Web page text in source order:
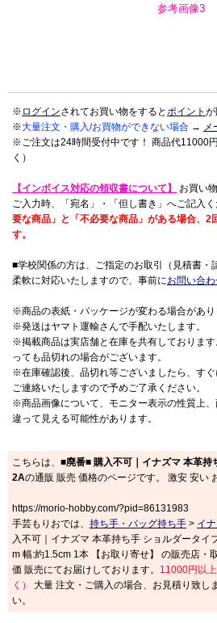
参考画像3
※ ログインされてお買い物をするとポイント が
※大量注文・購入/お買物ができない場合 → メ
※ご注文は24時間受付中です！ 商品代11000
く）
【インボイス対応の領収書について】
お買い
ご入力時、「宛名」・「但し書き」へご記入く
要な商品」と「不必要な商品」がある場合、2
す。
■学校関係の方は、ご指定のお取引（見積書・
柔軟に対応いたしますので、事前にお問い合
※商品の表紙・パッケージが変わる場合があり
※発送はヤマト運輸さんで手配いたします。
※掲載商品は実店舗と在庫を共有しておりま
っても品切れの場合がございます。
※在庫確認後、品切れ等ございましたら、す
ご連絡いたしますので予めご了承ください。
※商品画像について、モニター表示の性質上
違って見える可能性があります。
こちらは、 ■廃番■ 購入不可｜イナズマ 本革
2Aの通販 販売 価格のページです。 激安 安い
https://morio-hobby.com/?pid=86131983
手芸もりおでは、 持ち手・バッグ持ち手 > イ
入不可｜イナズマ 本革持ち手 ショルダータ
m 幅:約1.5cm 1本 【お取り寄せ】 の販売店・
価 販売にてお届けしております。 11000円以
く）
大量 注文・ご購入の場合、お見積り致し
い。